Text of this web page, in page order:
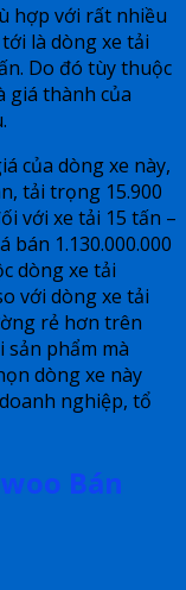
hợp với rất nhiều
là dòng xe tải
Do đó tùy thuộc
giá thành của
của dòng xe này,
tải trọng 15.900
với xe tải 15 tấn –
bán 1.130.000.000
dòng xe tải
với dòng xe tải
rẻ hơn trên
phẩm mà
dòng xe này
nghiệp, tổ
Bán